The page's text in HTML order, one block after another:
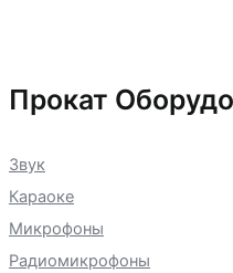
Прокат
Звук
Караоке
Микрофоны
Радиомикрофоны